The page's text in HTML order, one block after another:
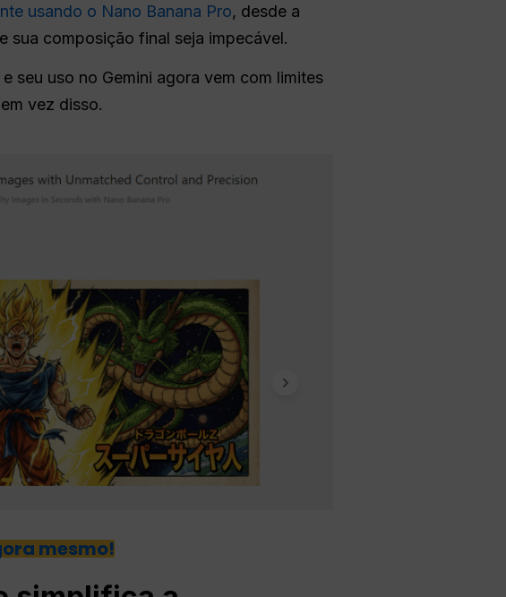
usando o Nano Banana Pro, desde a
sua composição final seja impecável.
seu uso no Gemini agora vem com limites
em vez disso.
mesmo!